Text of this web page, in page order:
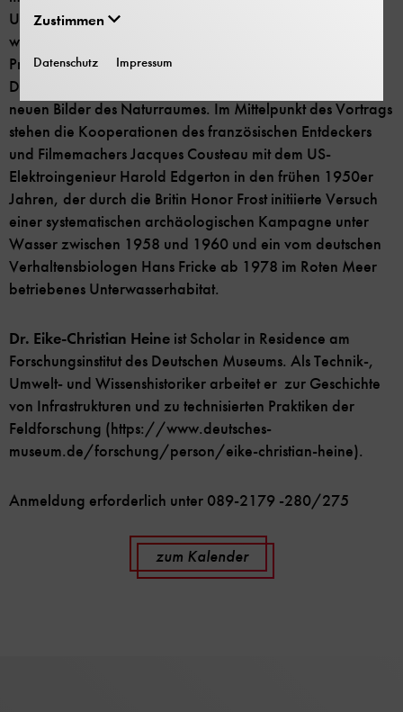
Unterwasserwelt entwickelt und praktisch eingesetzt
wurden. Zugleich trieben Explorationstechniken die
Produktion neuen Wissens und neuer Imaginationen an.
Dabei rückten die Bilder der neuen Technik neben die
neuen Bilder des Naturraumes. Im Mittelpunkt des Vortrags
stehen die Kooperationen des französischen Entdeckers
und Filmemachers Jacques Cousteau mit dem US-
Elektroingenieur Harold Edgerton in den frühen 1950er
Jahren, der durch die Britin Honor Frost initiierte Versuch
einer systematischen archäologischen Kampagne unter
Wasser zwischen 1958 und 1960 und ein vom deutschen
Verhaltensbiologen Hans Fricke ab 1978 im Roten Meer
betriebenes Unterwasserhabitat.
Dr. Eike-Christian Heine ist Scholar in Residence am
Forschungsinstitut des Deutschen Museums. Als Technik-,
Umwelt- und Wissenshistoriker arbeitet er zur Geschichte
von Infrastrukturen und zu technisierten Praktiken der
Feldforschung (https://www.deutsches-
museum.de/forschung/person/eike-christian-heine).
Anmeldung erforderlich unter 089-2179 -280/275
zum Kalender
Zustimmen
Datenschutz Impressum